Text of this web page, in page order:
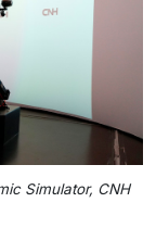
Simulator, CNH